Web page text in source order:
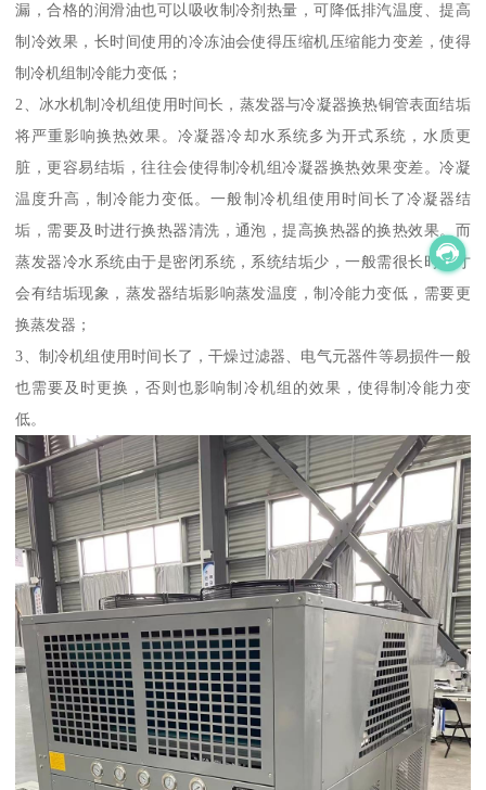
漏，合格的润滑油也可以吸收制冷剂热量，可降低排汽温度、提高
制冷效果，长时间使用的冷冻油会使得压缩机压缩能力变差，使得
制冷机组制冷能力变低；
2、冰水机制冷机组使用时间长，蒸发器与冷凝器换热铜管表面结垢
将严重影响换热效果。冷凝器冷却水系统多为开式系统，水质更
脏，更容易结垢，往往会使得制冷机组冷凝器换热效果变差。冷凝
温度升高，制冷能力变低。一般制冷机组使用时间长了冷凝器结
垢，需要及时进行换热器清洗，通泡，提高换热器的换热效果。而
蒸发器冷水系统由于是密闭系统，系统结垢少，一般需很长时间才
会有结垢现象，蒸发器结垢影响蒸发温度，制冷能力变低，需要更
换蒸发器；
3、制冷机组使用时间长了，干燥过滤器、电气元器件等易损件一般
也需要及时更换，否则也影响制冷机组的效果，使得制冷能力变
低。